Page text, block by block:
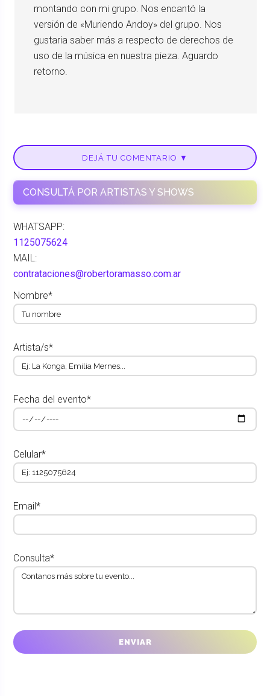
montando con mi grupo. Nos encantó la
versión de «Muriendo Andoy» del grupo. Nos
gustaria saber más a respecto de derechos de
uso de la música en nuestra pieza. Aguardo
retorno.
DEJÁ TU COMENTARIO ▼
CONSULTÁ POR ARTISTAS Y SHOWS
WHATSAPP:
1125075624
MAIL:
contrataciones@robertoramasso.com.ar
Nombre*
Artista/s*
Fecha del evento*
Celular*
Email*
Consulta*